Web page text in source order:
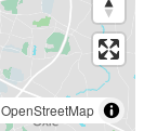
OpenStreetMap